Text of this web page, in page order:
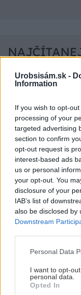
Urobsisám.sk -
Information
If you wish to opt-
processing of your
targeted advertising
section to confirm
opt-out request is
interest-based ads
us or personal
your opt-out. You
disclosure of your
IAB’s list of
also be disclosed by
Downstream
Please note that
not limited to your
grant or deny
use your data for
Personal Data
I want to opt-
personal data.
Opted In
TÝŽDEŇ
výbere
Trvalky,
vysaďte na
deň
Nekupujte
domácu
nepustí von
Zapnutá
koľko vás
Čo robiť,
s
chyby